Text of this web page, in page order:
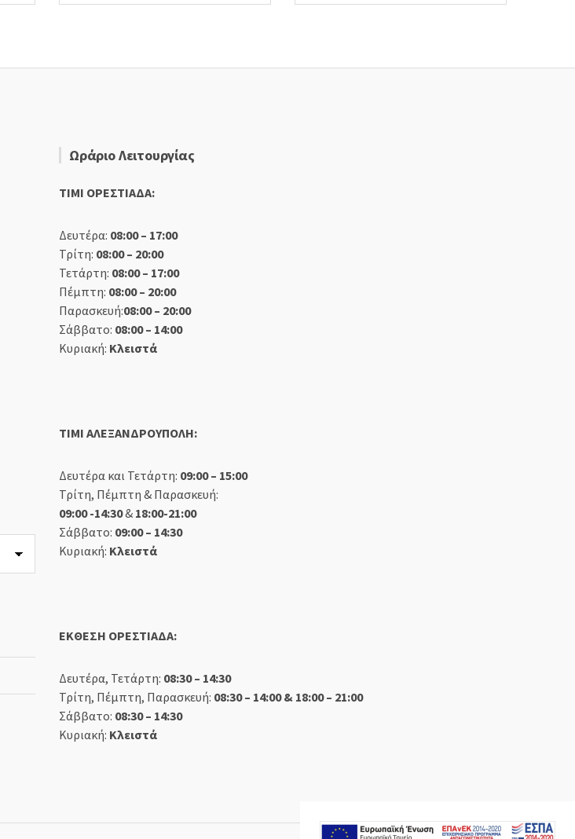
Ωράριο Λειτουργίας
TIMI ΟΡΕΣΤΙΑΔΑ:
Δευτέρα: 08:00 – 17:00
Τρίτη: 08:00 – 20:00
Τετάρτη: 08:00 – 17:00
Πέμπτη: 08:00 – 20:00
Παρασκευή:08:00 – 20:00
Σάββατο: 08:00 – 14:00
Κυριακή: Κλειστά
TIMI ΑΛΕΞΑΝΔΡΟΥΠΟΛΗ:
Δευτέρα και Τετάρτη: 09:00 – 15:00
Τρίτη, Πέμπτη & Παρασκευή:
09:00 -14:30& 18:00-21:00
Σάββατο: 09:00 – 14:30
Κυριακή: Κλειστά
ΕΚΘΕΣΗ ΟΡΕΣΤΙΑΔΑ:
Δευτέρα, Τετάρτη: 08:30 – 14:30
Τρίτη, Πέμπτη, Παρασκευή: 08:30 – 14:00 & 18:00 – 21:00
Σάββατο: 08:30 – 14:30
Κυριακή: Κλειστά